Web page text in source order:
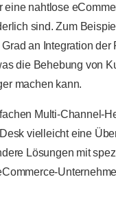
eine nahtlose
sind. Zum
an Integration der
die Behebung von
machen kann.
Multi-Channel-
vielleicht eine
Lösungen mit